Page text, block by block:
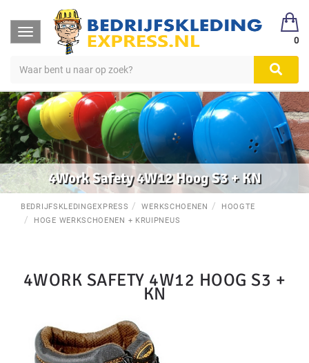
Toggle
navigation
0
4Work Safety 4W12 Hoog S3 + KN
BEDRIJFSKLEDINGEXPRESS WERKSCHOENEN
HOOGTE
HOGE WERKSCHOENEN + KRUIPNEUS
4WORK SAFETY 4W12 HOOG S3 +
KN